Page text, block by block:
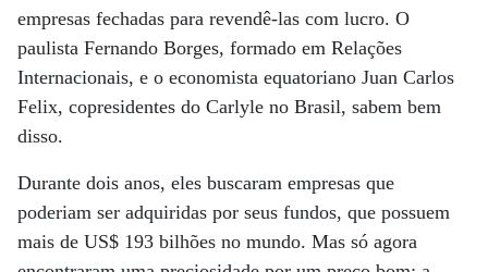
empresas fechadas para revendê-las com lucro. O
paulista Fernando Borges, formado em Relações
Internacionais, e o economista equatoriano Juan Carlos
Felix, copresidentes do Carlyle no Brasil, sabem bem
disso.
Durante dois anos, eles buscaram empresas que
poderiam ser adquiridas por seus fundos, que possuem
mais de US$ 193 bilhões no mundo. Mas só agora